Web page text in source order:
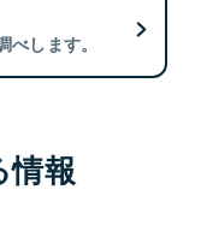
します。
情報